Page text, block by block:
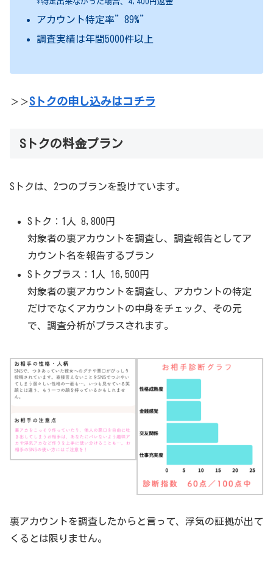
アカウント特定率”89%”
調査実績は年間5000件以上
＞＞Sトクの申し込みはコチラ
Sトクの料金プラン
Sトクは、2つのプランを設けています。
Sトク：1人 8,800円
対象者の裏アカウントを調査し、調査報告としてア
カウント名を報告するプラン
Sトクプラス：1人 16,500円
対象者の裏アカウントを調査し、アカウントの特定
だけでなくアカウントの中身をチェック、その元
で、調査分析がプラスされます。
裏アカウントを調査したからと言って、浮気の証拠が出て
くるとは限りません。